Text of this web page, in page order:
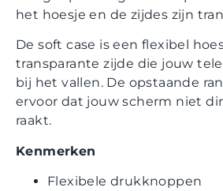
het hoesje en de zijdes zijn
De soft case is een flexibel
transparante zijde die jouw
bij het vallen. De opstaande
ervoor dat jouw scherm niet
raakt.
Kenmerken
Flexibele drukknoppen